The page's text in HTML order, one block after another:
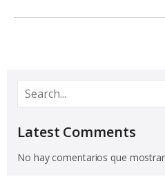
Latest Comments
No hay comentarios que